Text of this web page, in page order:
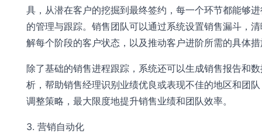
具，从潜在客户的挖掘到最终签约，每一个环节都能够
的管理与跟踪。销售团队可以通过系统设置销售漏斗，
解每个阶段的客户状态，以及推动客户进阶所需的具体
除了基础的销售进程跟踪，系统还可以生成销售报告和
析，帮助销售经理识别业绩优良或表现不佳的地区和团
调整策略，最大限度地提升销售业绩和团队效率。
3. 营销自动化